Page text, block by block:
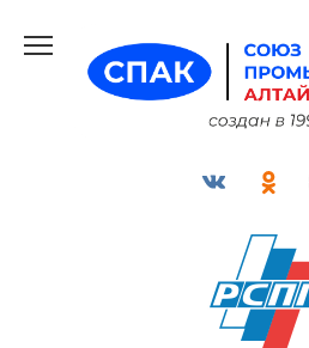
содержанию